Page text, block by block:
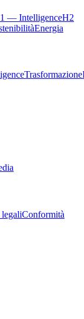
— IntelligenceH2
Energia
Trasformazione
Conformità